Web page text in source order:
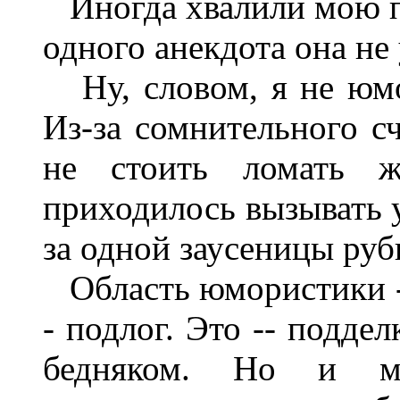
одного анекдота она
Ну, словом, я не
Из-за сомнительного
не стоить ломать
приходилось вызывать
за одной заусеницы
Область юмористики
- подлог. Это --
бедняком. Но и